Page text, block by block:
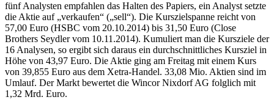
fünf Analysten empfahlen das Halten des Papiers, ein Analyst setzte
die Aktie auf „verkaufen“ („sell“). Die Kurszielspanne reicht von
57,00 Euro (HSBC vom 20.10.2014) bis 31,50 Euro (Close
Brothers Seydler vom 10.11.2014). Kumuliert man die Kursziele der
16 Analysen, so ergibt sich daraus ein durchschnittliches Kursziel in
Höhe von 43,97 Euro. Die Aktie ging am Freitag mit einem Kurs
von 39,855 Euro aus dem Xetra-Handel. 33,08 Mio. Aktien sind im
Umlauf. Der Markt bewertet die Wincor Nixdorf AG folglich mit
1,32 Mrd. Euro.